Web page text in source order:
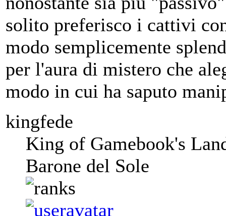
solito preferisco i cattivi
modo semplicemente
per l'aura di mistero che
modo in cui ha saputo
kingfede
King of Gamebook's
Barone del Sole